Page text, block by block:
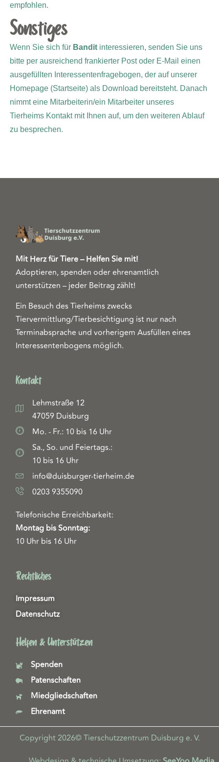
empfohlen.
Sonstiges
Wenn Sie sich für Bandit interessieren, senden Sie uns
bitte per ausreichend frankierter Post oder E-Mail einen
ausgefüllten Interessentenfragebogen, der auf unserer
Homepage (Startseite) als Download bereitsteht. Danach
nimmt eine Mitarbeiterin/ein Mitarbeiter unseres
Tierheims Kontakt mit Ihnen auf, um den weiteren Ablauf
zu besprechen.
Mit Herz für Tiere – Helfen Sie mit!
Adoptieren, spenden oder ehrenamtlich
unterstützen – jeder Beitrag zählt!
Ein Besuch des Tierheims zwecks
Tiervermittlung/Tierbesichtigung ist nur nach
Terminabsprache und vorherigem Ausfüllen eines
Interessentenbogens möglich.
Kontakt
Lehmstraße 12
47059 Duisburg
Mo. - Fr.: 10 bis 16 Uhr
Sa., So. und Feiertags.:
10 bis 16 Uhr
info@duisburger-tierheim.de
0203 9355090
Telefonische Erreichbarkeit:
Montag bis Sonntag:
10 Uhr bis 16 Uhr
Rechtliches
Impressum
Datenschutz
Helfen & Unterstützen
Spenden
Patenschaften
Miedgliedschaften
Ehrenamt
Copyright 2026© Tierschutzzentrum Duisburg e. V.